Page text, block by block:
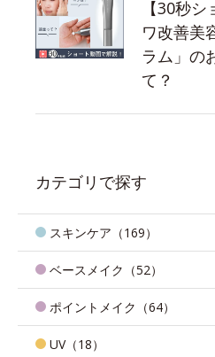
【30秒
ワ改善美
ラム」の
て？
カテゴリで探す
スキンケア（169）
ベースメイク（52）
ポイントメイク（64）
UV（18）